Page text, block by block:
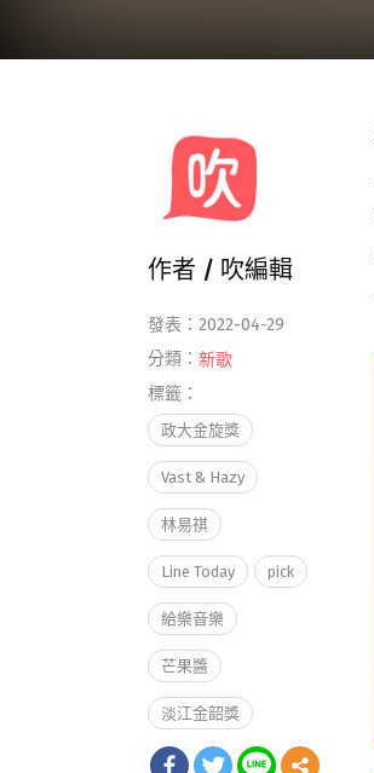
作者 / 吹編輯
發表：2022-04-29
分類： 新歌
標籤：
政大金旋獎
Vast & Hazy
林易祺
Line Today pick
給樂音樂
芒果醬
淡江金韶獎